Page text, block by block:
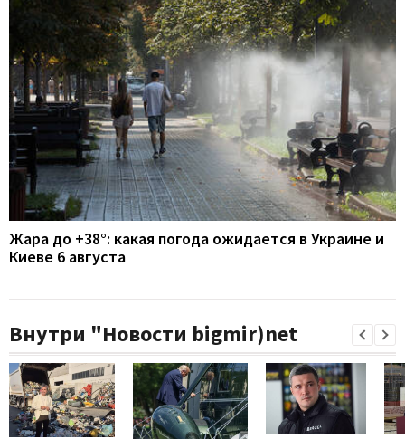
Жара до +38°: какая погода ожидается в Украине и
Киеве 6 августа
Внутри "Новости bigmir)net